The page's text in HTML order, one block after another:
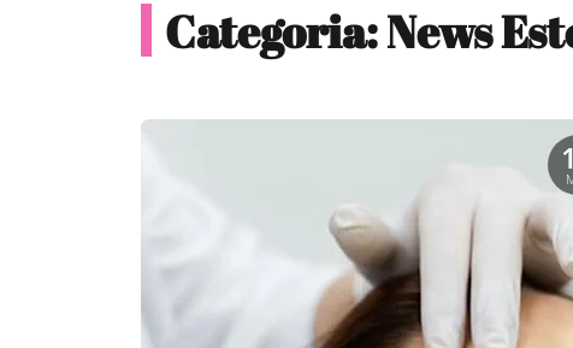
Categoria:News